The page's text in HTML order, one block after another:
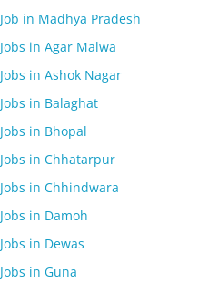
Job in Madhya Pradesh
Jobs in Agar Malwa
Jobs in Ashok Nagar
Jobs in Balaghat
Jobs in Bhopal
Jobs in Chhatarpur
Jobs in Chhindwara
Jobs in Damoh
Jobs in Dewas
Jobs in Guna